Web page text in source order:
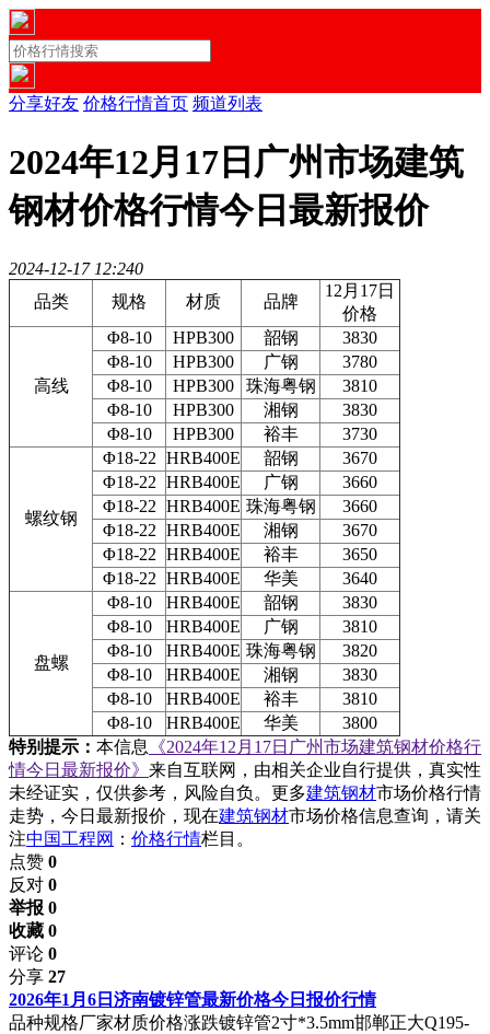
分享好友 价格行情首页 频道列表
2024年12月17日广州市场建筑
钢材价格行情今日最新报价
2024-12-17 12:240
品类
规格 材质 品牌
12月17日
价格
高线
Φ8-10 HPB300 韶钢
3830
Φ8-10
HPB300 广钢
3780
Φ8-10
HPB300 珠海粤钢
3810
Φ8-10
HPB300 湘钢
3830
Φ8-10
HPB300 裕丰 3730
螺纹钢
Φ18-22 HRB400E 韶钢
3670
Φ18-22 HRB400E 广钢
3660
Φ18-22 HRB400E 珠海粤钢
3660
Φ18-22 HRB400E 湘钢
3670
Φ18-22 HRB400E 裕丰
3650
Φ18-22 HRB400E 华美 3640
盘螺
Φ8-10 HRB400E 韶钢
3830
Φ8-10
HRB400E 广钢
3810
Φ8-10
HRB400E 珠海粤钢
3820
Φ8-10
HRB400E 湘钢
3830
Φ8-10
HRB400E 裕丰
3810
Φ8-10
HRB400E 华美
3800
特别提示： 本信息
《2024年12月17日广州市场建筑钢材价格行
情今日最新报价》 来自互联网，由相关企业自行提供，真实性
未经证实，仅供参考，风险自负。更多建筑钢材市场价格行情
走势，今日最新报价，现在建筑钢材市场价格信息查询，请关
注中国工程网 ： 价格行情栏目。
点赞 0
反对 0
举报 0
收藏 0
评论 0
分享 27
2026年1月6日济南镀锌管最新价格今日报价行情
品种规格厂家材质价格涨跌镀锌管2寸*3.5mm邯郸正大Q195-